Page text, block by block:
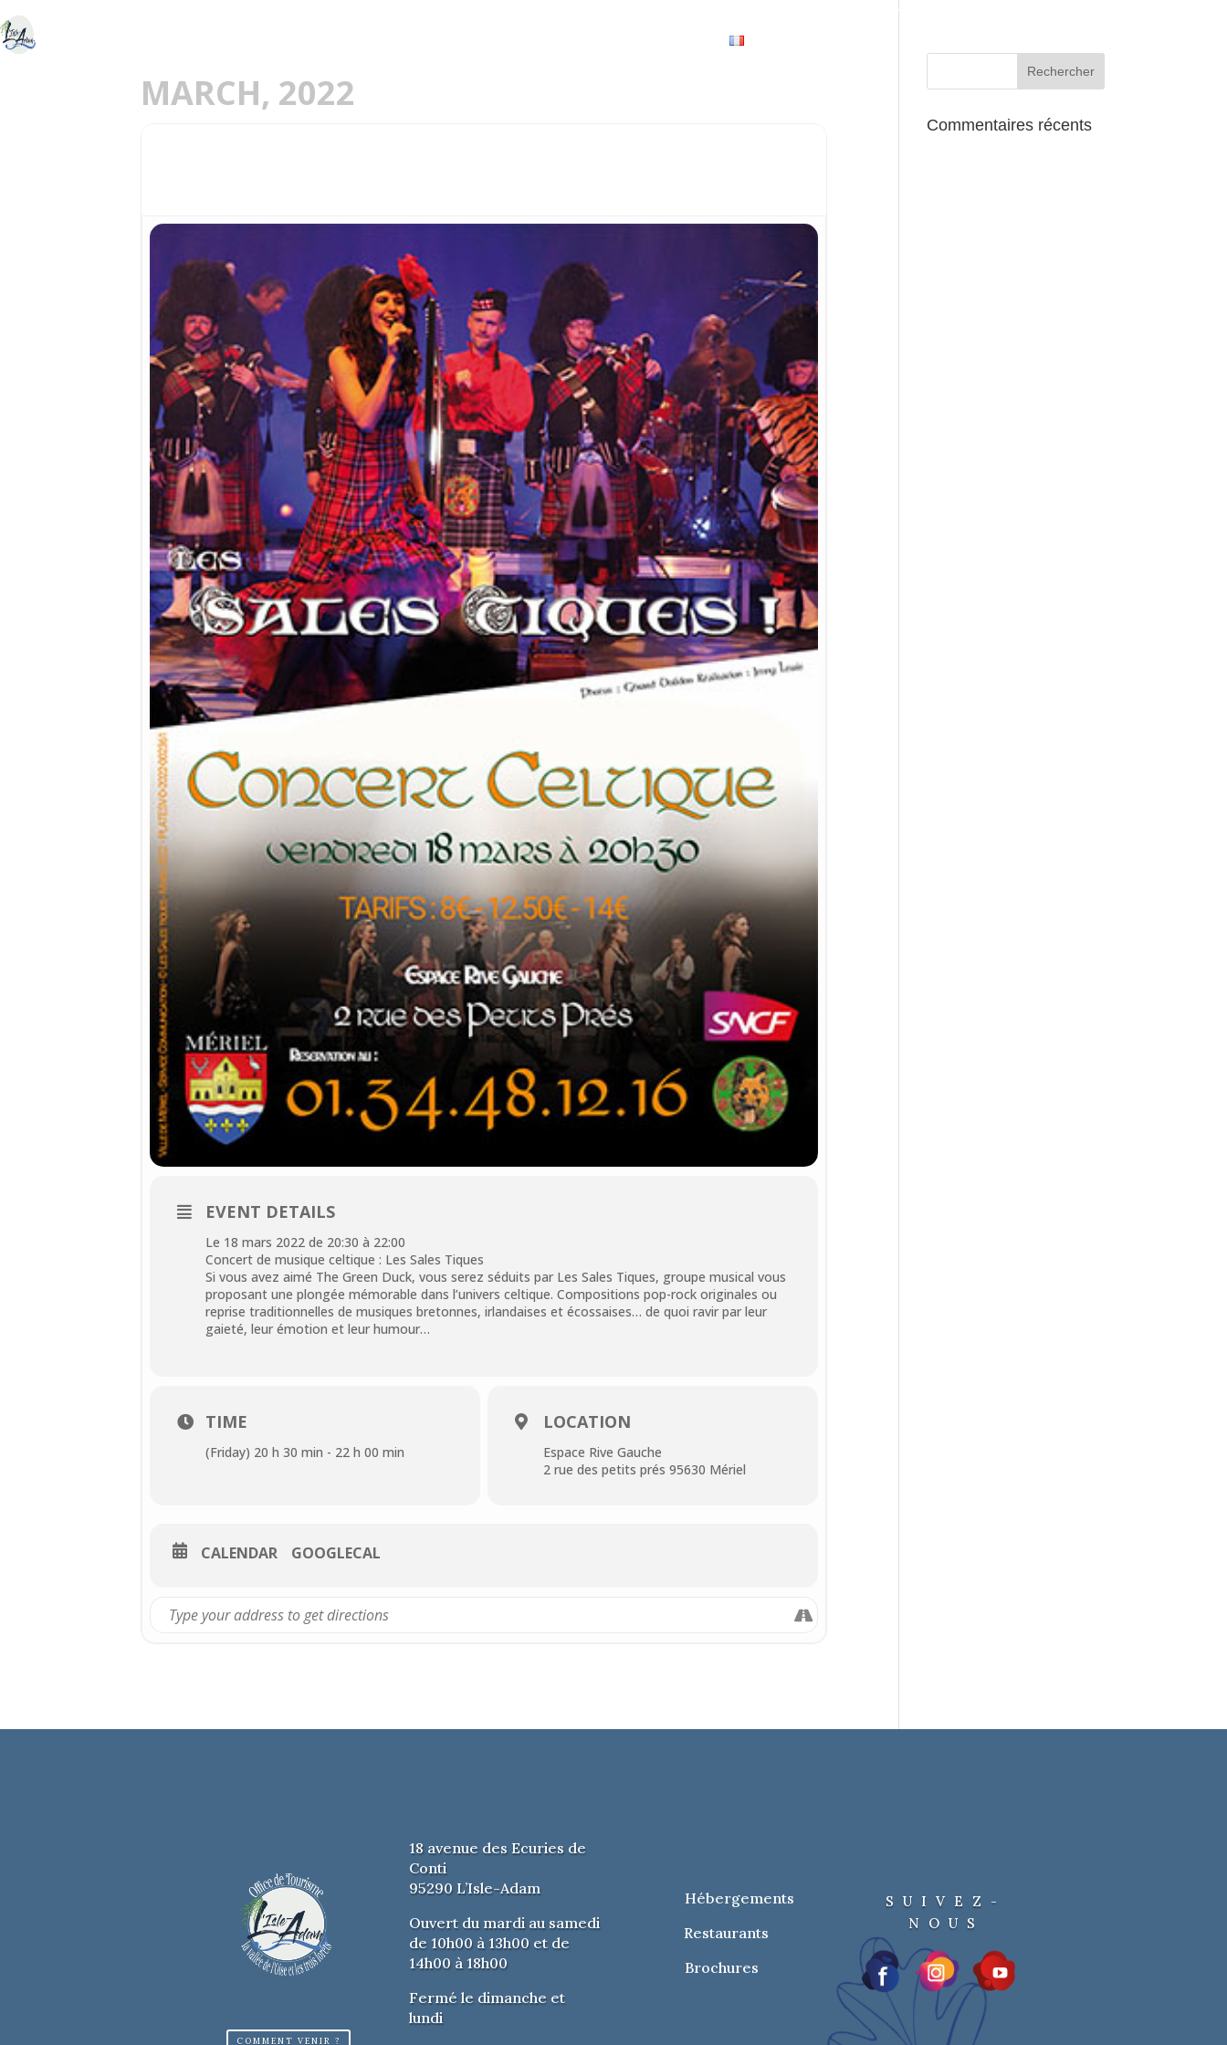
AUX ALENTOURS
MARCH, 2022
EVENT DETAILS
Le 18 mars 2022 de 20:30 à 22:00
Concert de musique celtique : Les Sales Tiques
Si vous avez aimé The Green Duck, vous serez séduits par Les Sales Tiques, groupe musical vous
proposant une plongée mémorable dans l’univers celtique. Compositions pop-rock originales ou
reprise traditionnelles de musiques bretonnes, irlandaises et écossaises… de quoi ravir par leur
gaieté, leur émotion et leur humour…
TIME
(Friday) 20 h 30 min - 22 h 00 min
LOCATION
Espace Rive Gauche
2 rue des petits prés 95630 Mériel
CALENDAR GOOGLECAL
Commentaires récents
18 avenue des Ecuries de
Conti
95290 L’Isle-Adam
Ouvert du mardi au samedi
de 10h00 à 13h00 et de
14h00 à 18h00
Fermé le dimanche et
lundi
Hébergements
Restaurants
Brochures
SUIVEZ-
NOUS
COMMENT VENIR ?